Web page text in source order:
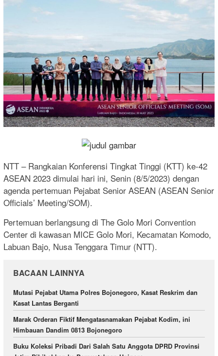
NTT – Rangkaian Konferensi Tingkat Tinggi (KTT) ke-42
ASEAN 2023 dimulai hari ini, Senin (8/5/2023) dengan
agenda pertemuan Pejabat Senior ASEAN (ASEAN Senior
Officials’ Meeting/SOM).
Pertemuan berlangsung di The Golo Mori Convention
Center di kawasan MICE Golo Mori, Kecamatan Komodo,
Labuan Bajo, Nusa Tenggara Timur (NTT).
BACAAN LAINNYA
Mutasi Pejabat Utama Polres Bojonegoro, Kasat Reskrim dan
Kasat Lantas Berganti
Marak Orderan Fiktif Mengatasnamakan Pejabat Kodim, ini
Himbauan Dandim 0813 Bojonegoro
Buku Koleksi Pribadi Dari Salah Satu Anggota DPRD Provinsi